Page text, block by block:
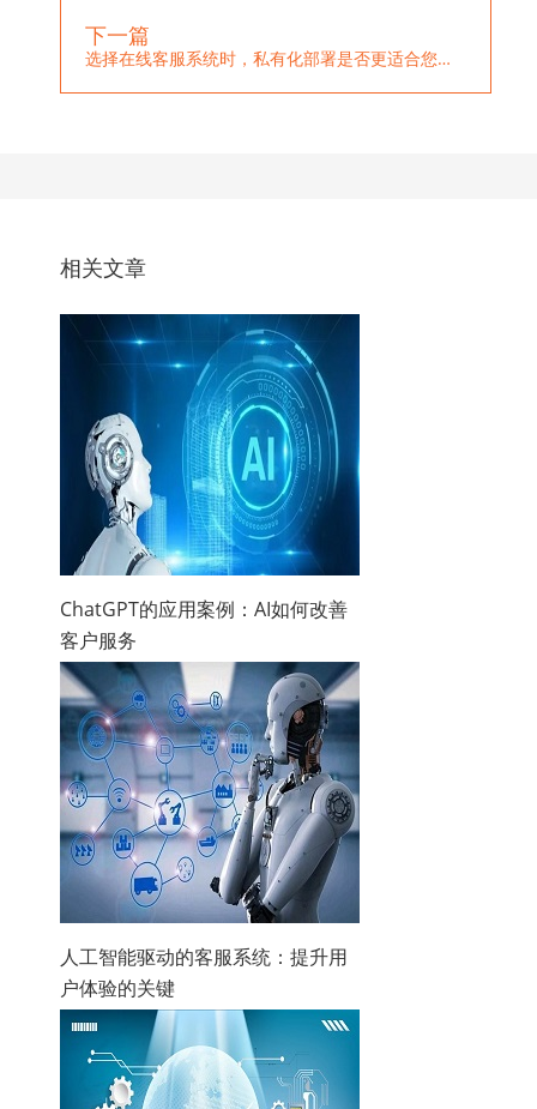
下一篇
选择在线客服系统时，私有化部署是否更适合您的企业
相关文章
ChatGPT的应用案例：AI如何改善
客户服务
人工智能驱动的客服系统：提升用
户体验的关键